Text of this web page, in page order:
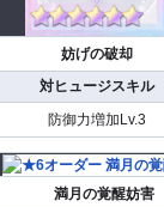
妨げの破却
対ヒュージスキル
防御力増加Lv.3
満月の覚醒妨害